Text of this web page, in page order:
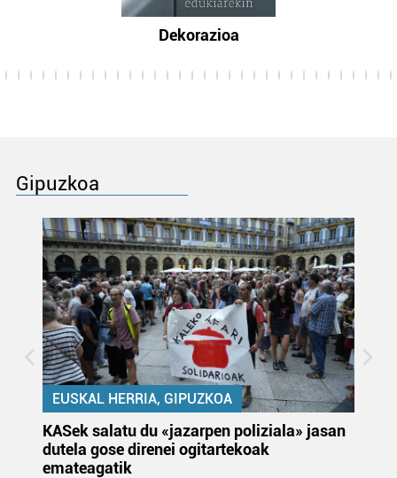
Dekorazioa
Gipuzkoa
EUSKAL HERRIA, GIPUZKOA
KASek salatu du «jazarpen poliziala» jasan
dutela gose direnei ogitartekoak
emateagatik